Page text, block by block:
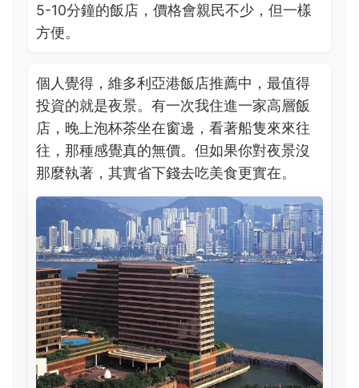
5-10分鐘的飯店，價格會親民不少，但一樣
方便。
個人覺得，維多利亞港飯店推薦中，最值得
投資的就是夜景。有一次我住進一家高層飯
店，晚上泡杯茶坐在窗邊，看著船隻來來往
往，那種感覺真的無價。但如果你對夜景沒
那麼執著，其實省下錢去吃美食更實在。